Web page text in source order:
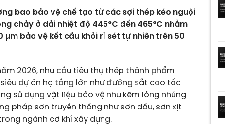
bao bảo vệ chế tạo từ các sợi thép kéo nguội
chảy ở dải nhiệt độ 445°C đến 465°C nhằm
bảo vệ kết cấu khỏi rỉ sét tự nhiên trên 50
2026, nhu cầu tiêu thụ thép thành phẩm
dự án hạ tầng lớn như đường sắt cao tốc
sử dụng vật liệu bảo vệ như kẽm lỏng nhúng
pháp sơn truyền thống như sơn dầu, sơn xịt
ngành cơ khí xây dựng.